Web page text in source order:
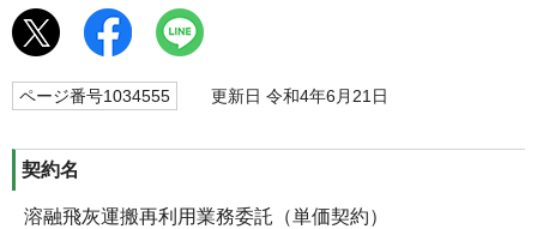
ページ番号1034555 更新日 令和4年6月21日
契約名
溶融飛灰運搬再利用業務委託（単価契約）